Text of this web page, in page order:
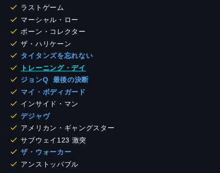
ラストゲーム
マーシャル・ロー
ボーン・コレクター
ザ・ハリケーン
タイタンズを忘れない
トレーニング・デイ
ジョンQ 最後の決断
マイ・ボディガード
インサイド・マン
デジャヴ
アメリカン・ギャングスター
サブウェイ123 激突
ザ・ウォーカー
アンストッパブル